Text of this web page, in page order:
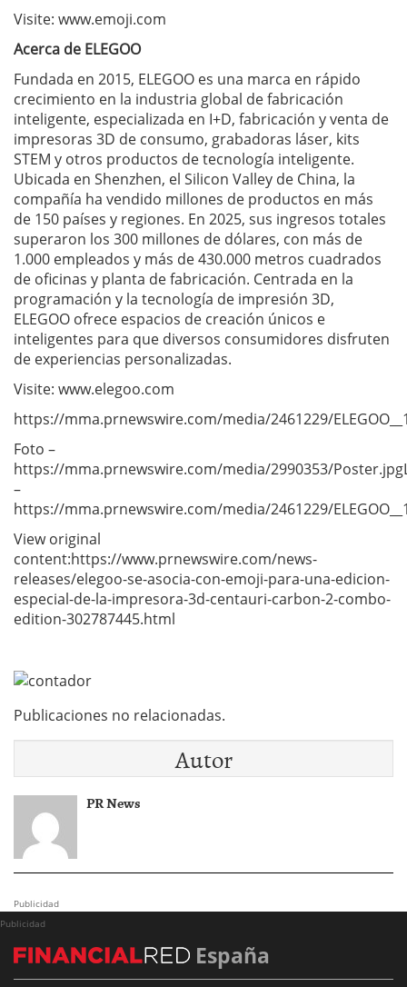
Visite: www.emoji.com
Acerca de ELEGOO
Fundada en 2015, ELEGOO es una marca en rápido
crecimiento en la industria global de fabricación
inteligente, especializada en I+D, fabricación y venta de
impresoras 3D de consumo, grabadoras láser, kits
STEM y otros productos de tecnología inteligente.
Ubicada en Shenzhen, el Silicon Valley de China, la
compañía ha vendido millones de productos en más
de 150 países y regiones. En 2025, sus ingresos totales
superaron los 300 millones de dólares, con más de
1.000 empleados y más de 430.000 metros cuadrados
de oficinas y planta de fabricación. Centrada en la
programación y la tecnología de impresión 3D,
ELEGOO ofrece espacios de creación únicos e
inteligentes para que diversos consumidores disfruten
de experiencias personalizadas.
Visite: www.elegoo.com
https://mma.prnewswire.com/media/2461229/
Foto –
https://mma.prnewswire.com/media/2990353/
–
https://mma.prnewswire.com/media/2461229/
View original
content:https://www.prnewswire.com/news-
releases/elegoo-se-asocia-con-emoji-para-una-edicion-
especial-de-la-impresora-3d-centauri-carbon-2-combo-
edition-302787445.html
Publicaciones no relacionadas.
Autor
PR News
Publicidad
Publicidad
España